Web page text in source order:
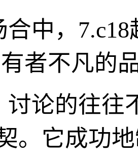
合中，
有者不凡的
讨论的往往
。它成功